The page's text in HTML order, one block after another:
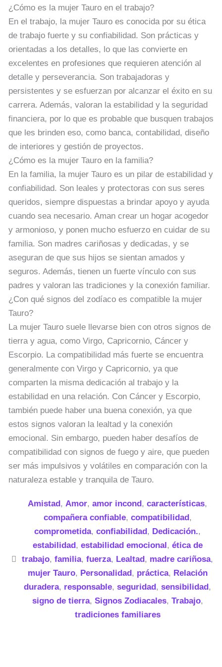
¿Cómo es la mujer Tauro en el trabajo?
En el trabajo, la mujer Tauro es conocida por su ética
de trabajo fuerte y su confiabilidad. Son prácticas y
orientadas a los detalles, lo que las convierte en
excelentes en profesiones que requieren atención al
detalle y perseverancia. Son trabajadoras y
persistentes y se esfuerzan por alcanzar el éxito en su
carrera. Además, valoran la estabilidad y la seguridad
financiera, por lo que es probable que busquen trabajos
que les brinden eso, como banca, contabilidad, diseño
de interiores y gestión de proyectos.
¿Cómo es la mujer Tauro en la familia?
En la familia, la mujer Tauro es un pilar de estabilidad y
confiabilidad. Son leales y protectoras con sus seres
queridos, siempre dispuestas a brindar apoyo y ayuda
cuando sea necesario. Aman crear un hogar acogedor
y armonioso, y ponen mucho esfuerzo en cuidar de su
familia. Son madres cariñosas y dedicadas, y se
aseguran de que sus hijos se sientan amados y
seguros. Además, tienen un fuerte vínculo con sus
padres y valoran las tradiciones y la conexión familiar.
¿Con qué signos del zodíaco es compatible la mujer
Tauro?
La mujer Tauro suele llevarse bien con otros signos de
tierra y agua, como Virgo, Capricornio, Cáncer y
Escorpio. La compatibilidad más fuerte se encuentra
generalmente con Virgo y Capricornio, ya que
comparten la misma dedicación al trabajo y la
estabilidad en una relación. Con Cáncer y Escorpio,
también puede haber una buena conexión, ya que
estos signos valoran la lealtad y la conexión
emocional. Sin embargo, pueden haber desafíos de
compatibilidad con signos de fuego y aire, que pueden
ser más impulsivos y volátiles en comparación con la
naturaleza estable y tranquila de Tauro.
Amistad, Amor,amor incond,características,
compañera confiable, compatibilidad,
comprometida,confiabilidad, Dedicación.,
estabilidad, estabilidad emocional, ética de
trabajo,familia,fuerza, Lealtad, madre cariñosa,
mujer Tauro, Personalidad, práctica, Relación
duradera, responsable,seguridad,sensibilidad,
signo de tierra, Signos Zodiacales, Trabajo,
tradiciones familiares